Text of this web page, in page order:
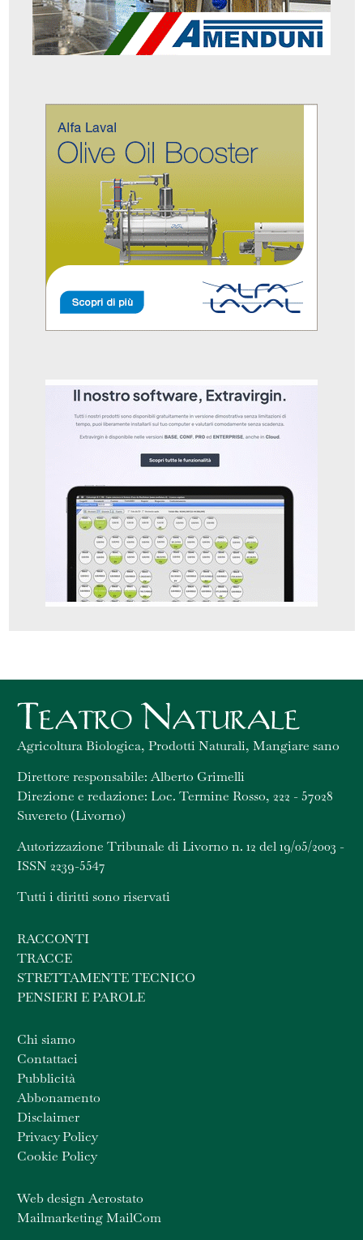
Agricoltura Biologica, Prodotti Naturali, Mangiare sano
Direttore responsabile: Alberto Grimelli
Direzione e redazione: Loc. Termine Rosso, 222 - 57028
Suvereto (Livorno)
Autorizzazione Tribunale di Livorno n. 12 del 19/05/2003 -
ISSN 2239-5547
Tutti i diritti sono riservati
RACCONTI
TRACCE
STRETTAMENTE TECNICO
PENSIERI E PAROLE
Chi siamo
Contattaci
Pubblicità
Abbonamento
Disclaimer
Privacy Policy
Cookie Policy
Web design Aerostato
Mailmarketing MailCom